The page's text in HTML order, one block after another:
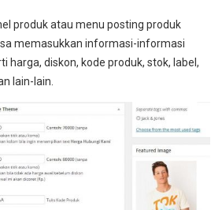
produk atau menu posting produk
memasukkan informasi-informasi
harga, diskon, kode produk, stok, label,
lain-lain.